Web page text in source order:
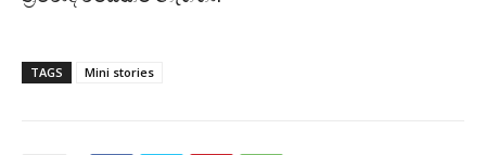
TAGS Mini stories